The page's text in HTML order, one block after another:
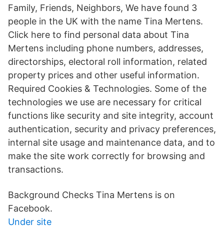
Family, Friends, Neighbors, We have found 3
people in the UK with the name Tina Mertens.
Click here to find personal data about Tina
Mertens including phone numbers, addresses,
directorships, electoral roll information, related
property prices and other useful information.
Required Cookies & Technologies. Some of the
technologies we use are necessary for critical
functions like security and site integrity, account
authentication, security and privacy preferences,
internal site usage and maintenance data, and to
make the site work correctly for browsing and
transactions.
Background Checks Tina Mertens is on
Facebook.
Under site